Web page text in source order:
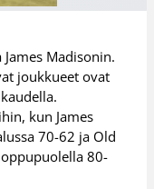
Madisonin.
joukkueet ovat
kun James
70-62 ja Old
80-